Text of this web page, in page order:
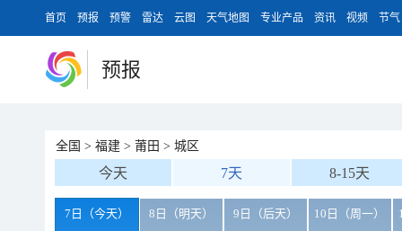
首页 预报 预警 雷达 云图 天气地图 专业产品 资讯 视频 节气
预报
全国 > 福建 > 莆田 > 城区
今天 7天 8-15天
7日（今天） 8日（明天） 9日（后天） 10日（周一）